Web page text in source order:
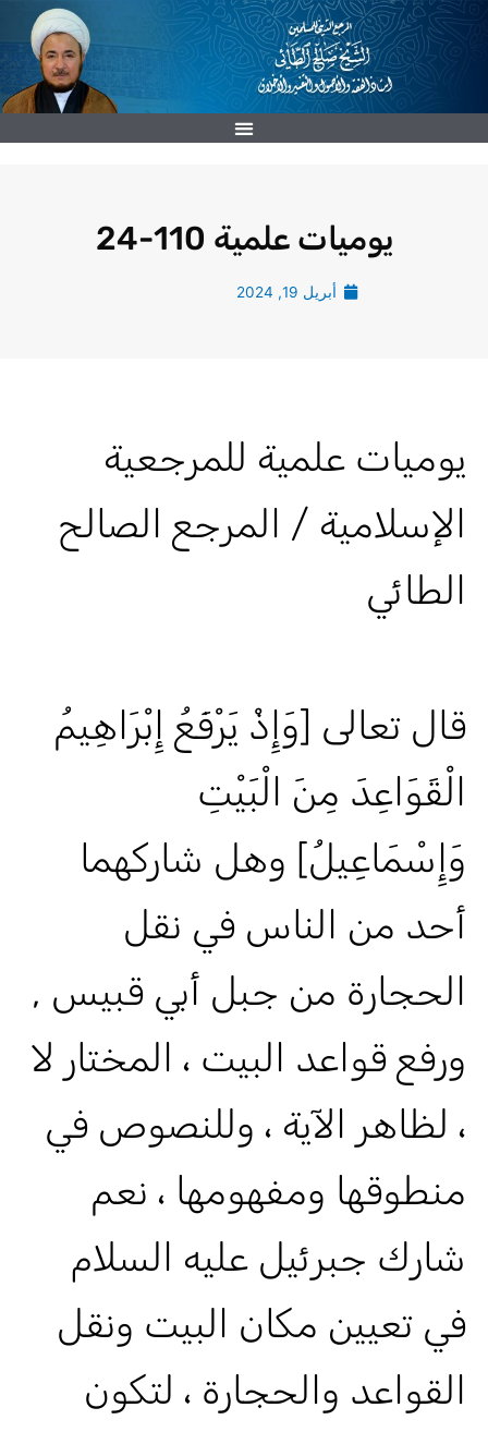
تخطي
يوميات علمية 110-24
أبريل 19, 2024
يوميات علمية للمرجعية
الإسلامية / المرجع الصالح
الطائي
قال تعالى [وَإِذْ يَرْفَعُ إِبْرَاهِيمُ
الْقَوَاعِدَ مِنَ الْبَيْتِ
وَإِسْمَاعِيلُ] وهل شاركهما
أحد من الناس في نقل
الحجارة من جبل أبي قبيس ,
ورفع قواعد البيت ، المختار لا
، لظاهر الآية ، وللنصوص في
منطوقها ومفهومها ، نعم
شارك جبرئيل عليه السلام
في تعيين مكان البيت ونقل
القواعد والحجارة ، لتكون